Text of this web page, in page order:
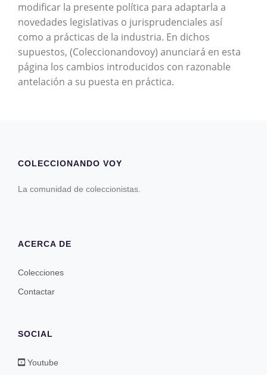
modificar la presente política para adaptarla a
novedades legislativas o jurisprudenciales así
como a prácticas de la industria. En dichos
supuestos, (Coleccionandovoy) anunciará en esta
página los cambios introducidos con razonable
antelación a su puesta en práctica.
COLECCIONANDO VOY
La comunidad de coleccionistas.
ACERCA DE
Colecciones
Contactar
SOCIAL
Youtube